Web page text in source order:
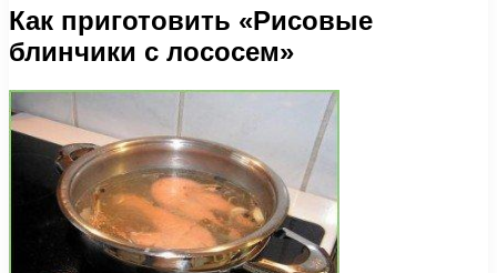
Как приготовить «Рисовые
блинчики с лососем»